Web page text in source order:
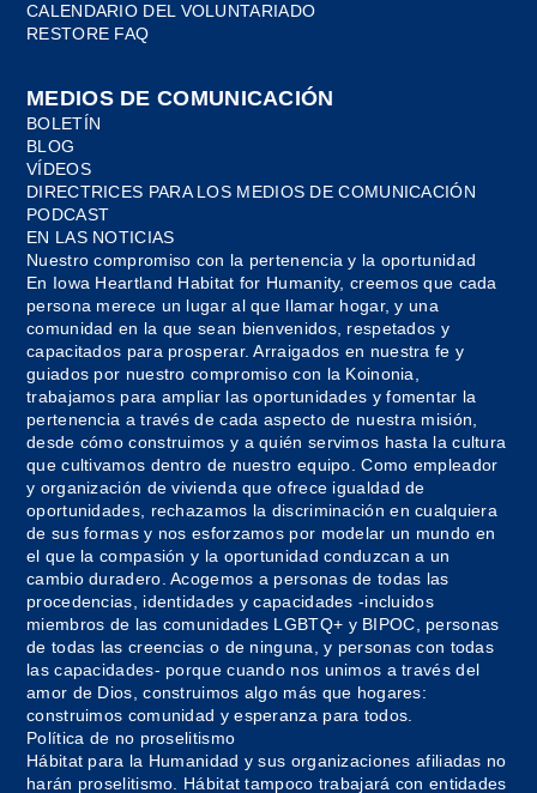
CALENDARIO DEL VOLUNTARIADO
RESTORE FAQ
MEDIOS DE COMUNICACIÓN
BOLETÍN
BLOG
VÍDEOS
DIRECTRICES PARA LOS MEDIOS DE COMUNICACIÓN
PODCAST
EN LAS NOTICIAS
Nuestro compromiso con la pertenencia y la oportunidad
En Iowa Heartland Habitat for Humanity, creemos que cada
persona merece un lugar al que llamar hogar, y una
comunidad en la que sean bienvenidos, respetados y
capacitados para prosperar. Arraigados en nuestra fe y
guiados por nuestro compromiso con la Koinonia,
trabajamos para ampliar las oportunidades y fomentar la
pertenencia a través de cada aspecto de nuestra misión,
desde cómo construimos y a quién servimos hasta la cultura
que cultivamos dentro de nuestro equipo. Como empleador
y organización de vivienda que ofrece igualdad de
oportunidades, rechazamos la discriminación en cualquiera
de sus formas y nos esforzamos por modelar un mundo en
el que la compasión y la oportunidad conduzcan a un
cambio duradero. Acogemos a personas de todas las
procedencias, identidades y capacidades -incluidos
miembros de las comunidades LGBTQ+ y BIPOC, personas
de todas las creencias o de ninguna, y personas con todas
las capacidades- porque cuando nos unimos a través del
amor de Dios, construimos algo más que hogares:
construimos comunidad y esperanza para todos.
Política de no proselitismo
Hábitat para la Humanidad y sus organizaciones afiliadas no
harán proselitismo. Hábitat tampoco trabajará con entidades